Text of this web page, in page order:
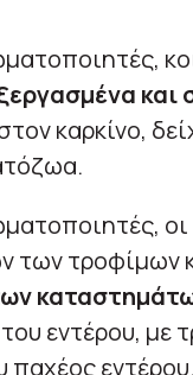
καρκίνο,
των τροφίμων
εντέρου, με
παχέος εντέρου.